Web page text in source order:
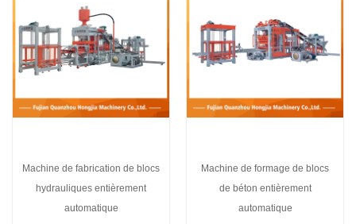
Machine de fabrication de blocs
hydrauliques entièrement
automatique
Machine de formage de blocs
de béton entièrement
automatique